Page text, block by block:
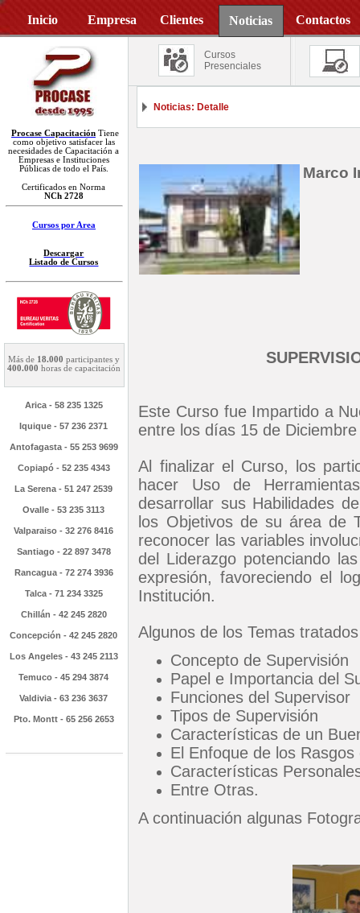
Inicio Empresa Clientes Noticias Contactos
Procase Capacitación Tiene
como objetivo satisfacer las
necesidades de Capacitación a
Empresas e Instituciones
Públicas de todo el País.
Certificados en Norma
NCh 2728
Cursos por Area
Descargar
Listado de Cursos
Más de 18.000 participantes y
400.000 horas de capacitación
Arica - 58 235 1325
Iquique - 57 236 2371
Antofagasta - 55 253 9699
Copiapó - 52 235 4343
La Serena - 51 247 2539
Ovalle - 53 235 3113
Valparaiso - 32 276 8416
Santiago - 22 897 3478
Rancagua - 72 274 3936
Talca - 71 234 3325
Chillán - 42 245 2820
Concepción - 42 245 2820
Los Angeles - 43 245 2113
Temuco - 45 294 3874
Valdivia - 63 236 3637
Pto. Montt - 65 256 2653
Cursos
Presenciales
Noticias: Detalle
Marco
Este Curso fue Impartido a
entre los días 15 de
Al finalizar el Curso, los
hacer Uso de
desarrollar sus Habilidades
los Objetivos de su área de
reconocer las variables
del Liderazgo potenciando
expresión, favoreciendo el
Institución.
Algunos de los Temas
Concepto de Supervisión
Papel e Importancia del
Funciones del Supervisor
Tipos de Supervisión
Características de un
El Enfoque de los
Características
Entre Otras.
A continuación algunas